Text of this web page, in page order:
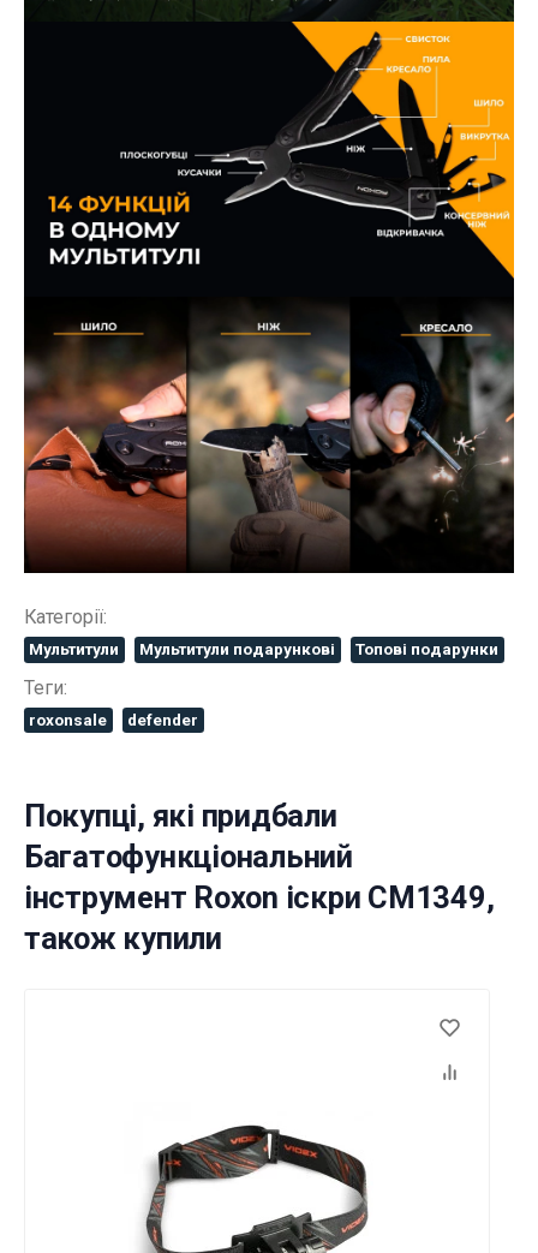
Категорії:
Мультитули Мультитули подарункові Топові подарунки
Теги:
roxonsale defender
Покупці, які придбали
Багатофункціональний
інструмент Roxon іскри CM1349,
також купили
Ці товари продаються особам, які
досягли 18 років!
Вам виповнилося 18 років?
ТАК НІ